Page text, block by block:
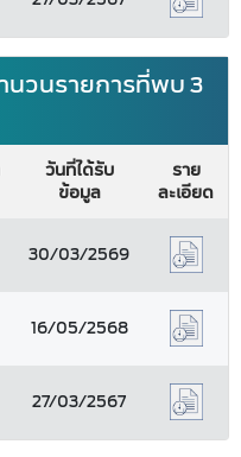
นวนรายการที่พบ 3
วันที่ได้รับ
ข้อมูล
ราย
ละเอียด
30/03/2569
16/05/2568
27/03/2567